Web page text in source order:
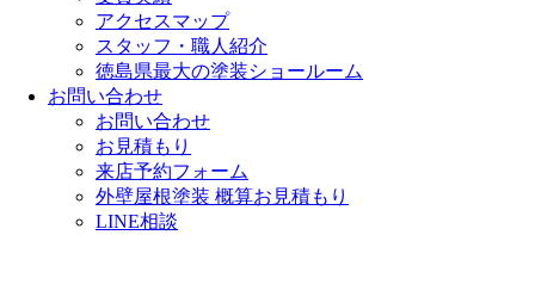
アクセスマップ
スタッフ・職人紹介
徳島県最大の塗装ショールーム
お問い合わせ
お問い合わせ
お見積もり
来店予約フォーム
外壁屋根塗装 概算お見積もり
LINE相談